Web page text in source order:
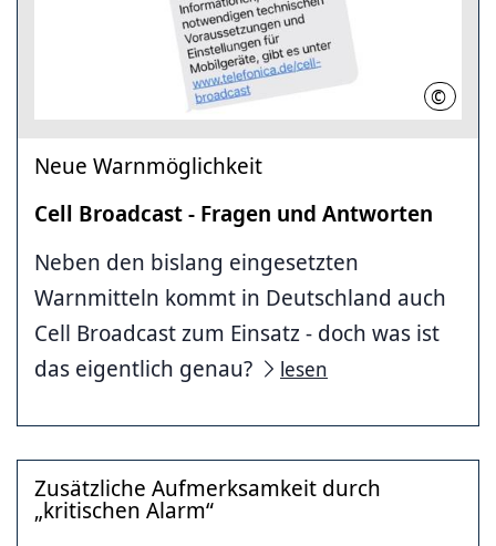
©
Neue Warnmöglichkeit
Cell Broadcast - Fragen und Antworten
Neben den bislang eingesetzten
Warnmitteln kommt in Deutschland auch
Cell Broadcast zum Einsatz - doch was ist
das eigentlich genau?
lesen
Zusätzliche Aufmerksamkeit durch
„kritischen Alarm“